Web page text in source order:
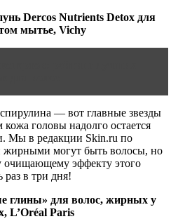
Dercos Nutrients Detox для
мытье, Vichy
— вот главные звезды
кожа головы надолго остается
Мы в редакции Skin.ru по
жирными могут быть волосы, но
очищающему эффекту этого
в три дня!
глины» для волос, жирных у
L’Oréal Paris